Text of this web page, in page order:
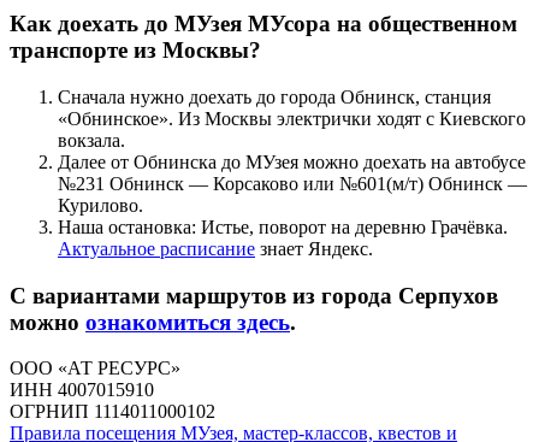
Как доехать до МУзея МУсора на общественном
транспорте из Москвы?
Сначала нужно доехать до города Обнинск, станция
«Обнинское». Из Москвы электрички ходят с Киевского
вокзала.
Далее от Обнинска до МУзея можно доехать на автобусе
№231 Обнинск — Корсаково или №601(м/т) Обнинск —
Курилово.
Наша остановка: Истье, поворот на деревню Грачёвка.
Актуальное расписание знает Яндекс.
С вариантами маршрутов из города Серпухов
можно ознакомиться здесь.
ООО «АТ РЕСУРС»
ИНН 4007015910
ОГРНИП 1114011000102
Правила посещения МУзея, мастер-классов, квестов и